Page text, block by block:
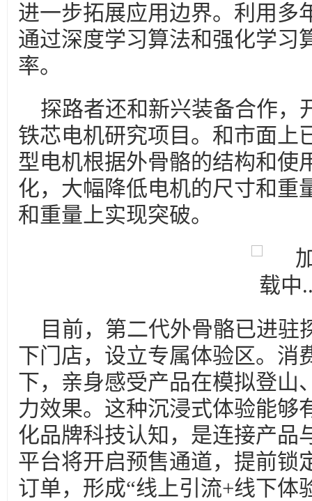
进一步拓展应用边界。利用多
通过深度学习算法和强化学习
率。
探路者还和新兴装备合作，
铁芯电机研究项目。和市面上
型电机根据外骨骼的结构和使
化，大幅降低电机的尺寸和重
和重量上实现突破。
目前，第二代外骨骼已进驻
下门店，设立专属体验区。消
下，亲身感受产品在模拟登山
力效果。这种沉浸式体验能够
化品牌科技认知，是连接产品
平台将开启预售通道，提前锁
订单，形成“线上引流+线下体